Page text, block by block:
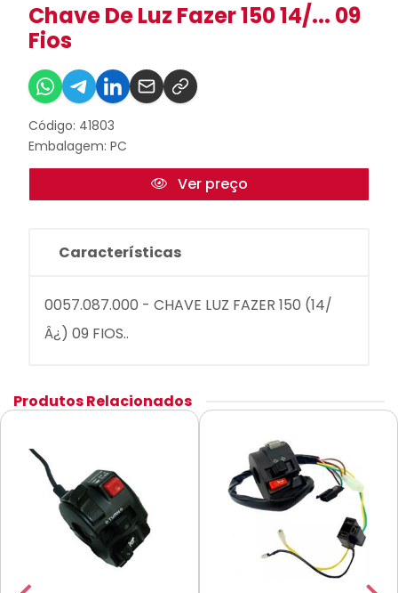
Chave De Luz Fazer 150 14/... 09
Fios
Código: 41803
Embalagem: PC
Ver preço
Características
0057.087.000 - CHAVE LUZ FAZER 150 (14/
Â¿) 09 FIOS..
Produtos Relacionados